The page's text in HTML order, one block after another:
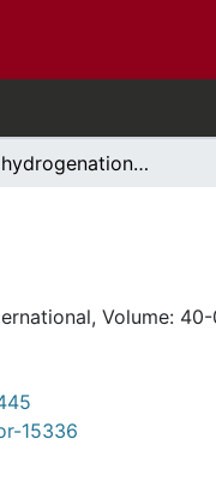
Catalytic hydrogenation of allene.
Volume: 40-
15336